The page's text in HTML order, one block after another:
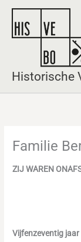
Historische
Familie
ZIJ WAREN
Vijfenzeventig